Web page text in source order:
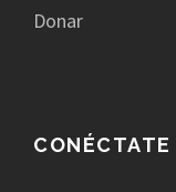
Donar